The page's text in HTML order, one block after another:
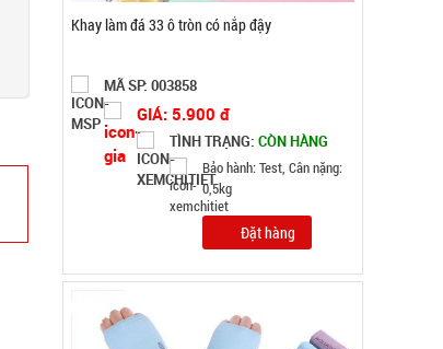
MÃ SP: 005066
GIÁ: 5.900 đ
TÌNH TRẠNG:CÒN HÀNG
Bảo hành: Test , Cân nặng :
0.3kg
Đặt hàng